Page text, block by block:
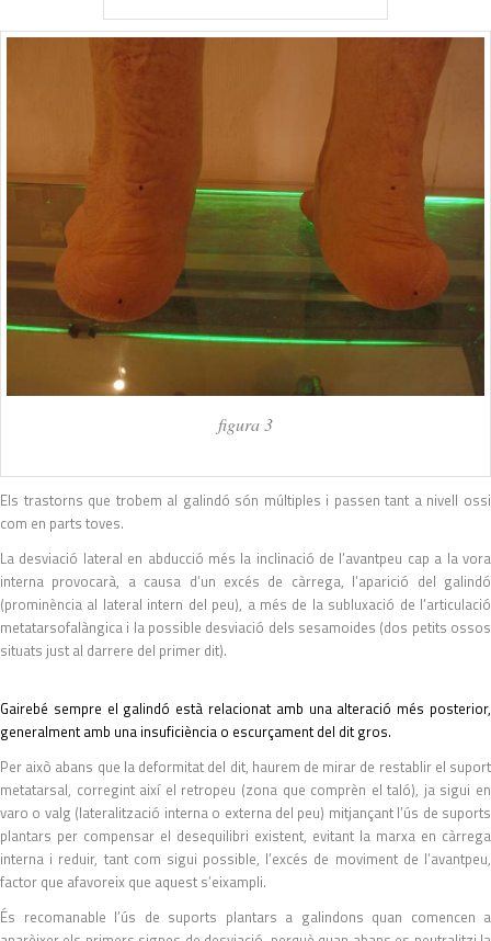
figura 3
Els trastorns que trobem al galindó són múltiples i passen tant a nivell ossi
com en parts toves.
La desviació lateral en abducció més la inclinació de l’avantpeu cap a la vora
interna provocarà, a causa d’un excés de càrrega, l’aparició del galindó
(prominència al lateral intern del peu), a més de la subluxació de l’articulació
metatarsofalàngica i la possible desviació dels sesamoides (dos petits ossos
situats just al darrere del primer dit).
Gairebé sempre el galindó està relacionat amb una alteració més posterior,
generalment amb una insuficiència o escurçament del dit gros.
Per això abans que la deformitat del dit, haurem de mirar de restablir el suport
metatarsal, corregint així el retropeu (zona que comprèn el taló), ja sigui en
varo o valg (lateralització interna o externa del peu) mitjançant l’ús de suports
plantars per compensar el desequilibri existent, evitant la marxa en càrrega
interna i reduir, tant com sigui possible, l’excés de moviment de l’avantpeu,
factor que afavoreix que aquest s’eixampli.
És recomanable l’ús de suports plantars a galindons quan comencen a